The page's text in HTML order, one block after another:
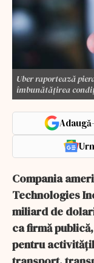
Uber raportează
îmbunătăţirea
Compania
Technologies
miliard de
ca firmă
pentru